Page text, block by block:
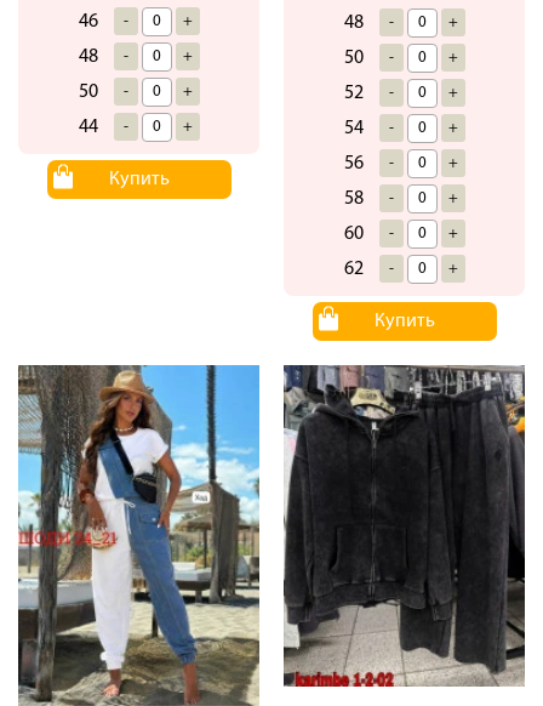
46 - +
48 - +
50 - +
44 - +
Купить
48 - +
50 - +
52 - +
54 - +
56 - +
58 - +
60 - +
62 - +
Купить